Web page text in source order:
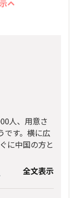
人、用意さ
です。横に広
に中国の方と
。😆econom
全文表示